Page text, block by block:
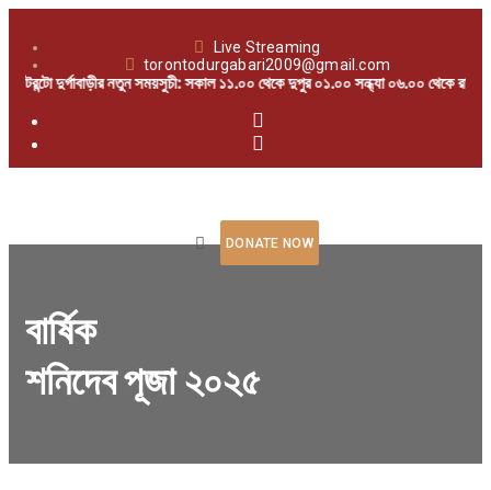
Live Streaming
torontodurgabari2009@gmail.com
টরন্টো দুর্গাবাড়ীর নতুন সময়সুচী: সকাল ১১.০০ থেকে দুপুর ০১.০০ সন্ধ্যা ০৬.০০ থেকে রাত
DONATE NOW
বার্ষিক
শনিদেব পূজা ২০২৫